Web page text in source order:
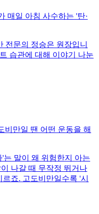
매일 아침 사수하는 '탄·
전문의 정승은 원장입니
습관에 대해 이야기 나눈
비만일 땐 어떤 운동을 해
는 말이 왜 위험한지 아는
나갈 때 무작정 뛰거나
죠. 고도비만일수록 '시